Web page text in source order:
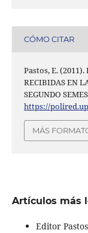
CÓMO CITAR
Pastos, E. (2011).
RECIBIDAS EN
SEGUNDO
https://
MÁS
Artículos más
Editor